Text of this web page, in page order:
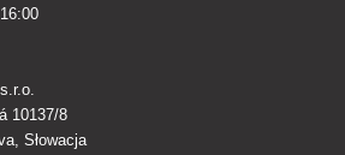
10137/8
Słowacja